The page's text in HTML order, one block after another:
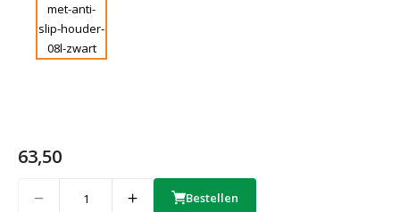
63,50
Bestellen